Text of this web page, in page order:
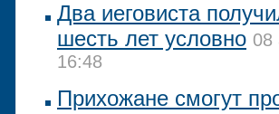
Два иеговиста
шесть лет условно 08
16:48
Прихожане смогут